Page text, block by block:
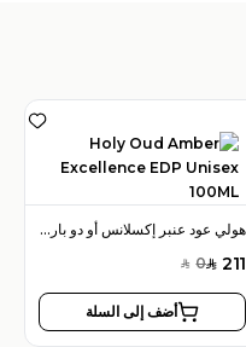
هولي عود عنبر إكسلانس أو دو بارفان 100 مل للجنسين
SAR 211
SAR 0
أضف إلى السلة